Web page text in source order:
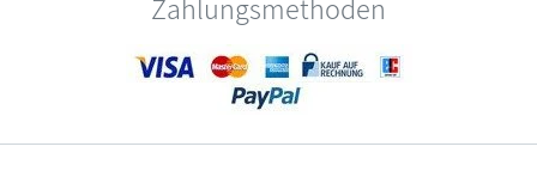
Zahlungsmethoden